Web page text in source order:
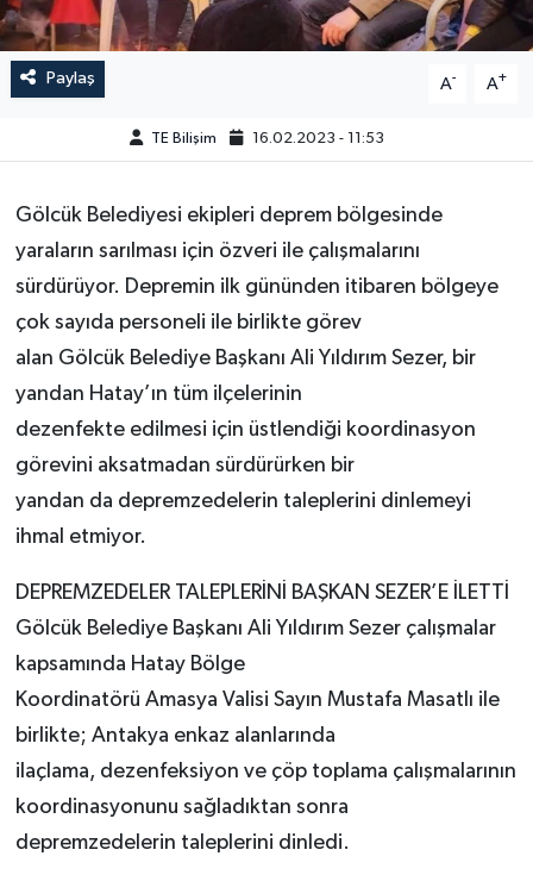
Paylaş A- A+
TE Bilişim 16.02.2023 - 11:53
Gölcük Belediyesi ekipleri deprem bölgesinde
yaraların sarılması için özveri ile çalışmalarını
sürdürüyor. Depremin ilk gününden itibaren bölgeye
çok sayıda personeli ile birlikte görev
alan Gölcük Belediye Başkanı Ali Yıldırım Sezer, bir
yandan Hatay’ın tüm ilçelerinin
dezenfekte edilmesi için üstlendiği koordinasyon
görevini aksatmadan sürdürürken bir
yandan da depremzedelerin taleplerini dinlemeyi
ihmal etmiyor.
DEPREMZEDELER TALEPLERİNİ BAŞKAN SEZER’E İLETTİ
Gölcük Belediye Başkanı Ali Yıldırım Sezer çalışmalar
kapsamında Hatay Bölge
Koordinatörü Amasya Valisi Sayın Mustafa Masatlı ile
birlikte; Antakya enkaz alanlarında
ilaçlama, dezenfeksiyon ve çöp toplama çalışmalarının
koordinasyonunu sağladıktan sonra
depremzedelerin taleplerini dinledi.